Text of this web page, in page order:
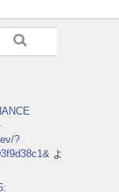
?
よ